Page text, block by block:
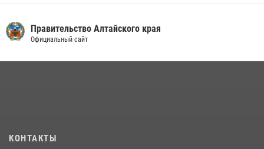
Правительство Алтайского края
Официальный сайт
КОНТАКТЫ